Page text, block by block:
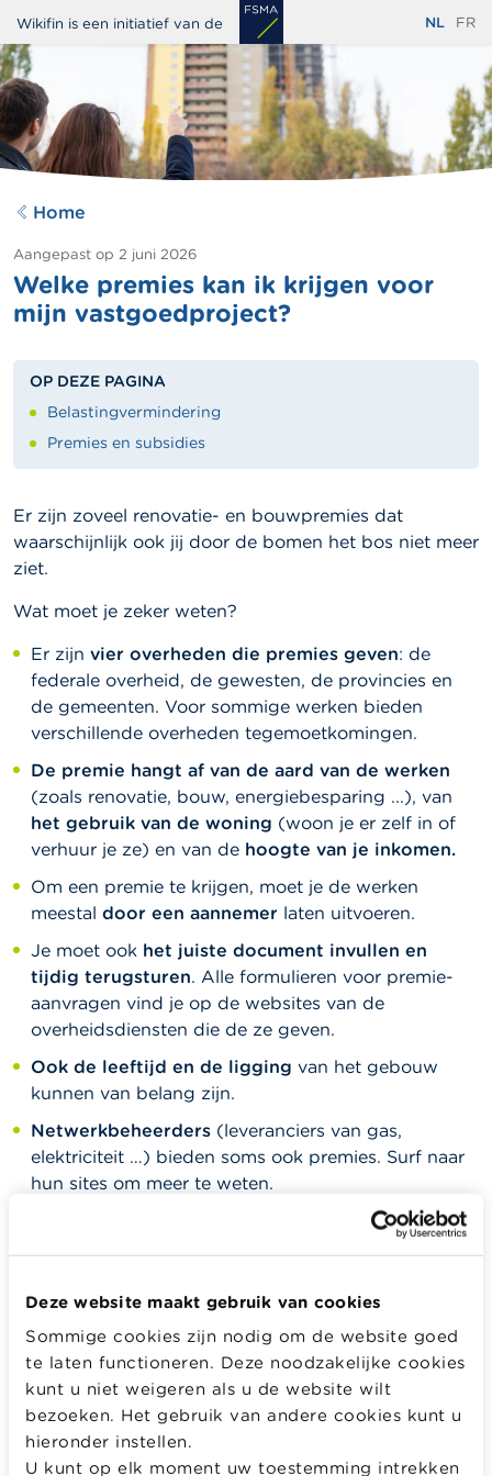
Deze website maakt gebruik van cookies
Sommige cookies zijn nodig om de website goed
te laten functioneren. Deze noodzakelijke cookies
kunt u niet weigeren als u de website wilt
bezoeken. Het gebruik van andere cookies kunt u
hieronder instellen.
U kunt op elk moment uw toestemming intrekken
Overslaan
en
naar
de
inhoud
gaan
Wikifin is een initiatief van de NL FR
Home
Aangepast op 2 juni 2026
Welke premies kan ik krijgen voor
mijn vastgoedproject?
OP DEZE PAGINA
Belastingvermindering
Premies en subsidies
Er zijn zoveel renovatie- en bouwpremies dat
waarschijnlijk ook jij door de bomen het bos niet meer
ziet.
Wat moet je zeker weten?
Er zijn vier overheden die premies geven: de
federale overheid, de gewesten, de provincies en
de gemeenten. Voor sommige werken bieden
verschillende overheden tegemoetkomingen.
De premie hangt af van de aard van de werken
(zoals renovatie, bouw, energiebesparing ...), van
het gebruik van de woning (woon je er zelf in of
verhuur je ze) en van de hoogte van je inkomen.
Om een premie te krijgen, moet je de werken
meestal door een aannemer laten uitvoeren.
Je moet ook het juiste document invullen en
tijdig terugsturen. Alle formulieren voor premie-
aanvragen vind je op de websites van de
overheidsdiensten die de ze geven.
Ook de leeftijd en de ligging van het gebouw
kunnen van belang zijn.
Netwerkbeheerders (leveranciers van gas,
elektriciteit …) bieden soms ook premies. Surf naar
hun sites om meer te weten.
Het toekennen van een belastingvermindering is een
kan jehierterecht.
Premies en subsidies
Welke premies geven de gewesten?